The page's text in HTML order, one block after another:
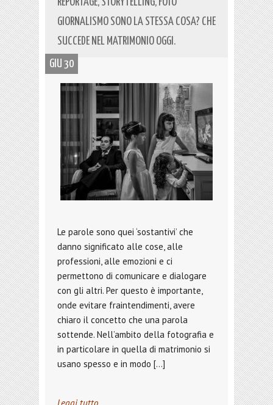
GIORNALISMO SONO LA STESSA COSA? CHE
SUCCEDE NEL MATRIMONIO OGGI.
GIU 30
Le parole sono quei ‘sostantivi’ che
danno significato alle cose, alle
professioni, alle emozioni e ci
permettono di comunicare e dialogare
con gli altri. Per questo è importante,
onde evitare fraintendimenti, avere
chiaro il concetto che una parola
sottende. Nell’ambito della fotografia e
in particolare in quella di matrimonio si
usano spesso e in modo […]